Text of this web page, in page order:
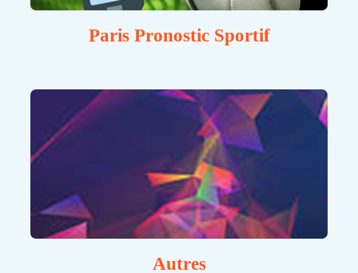
Paris Pronostic Sportif
Autres